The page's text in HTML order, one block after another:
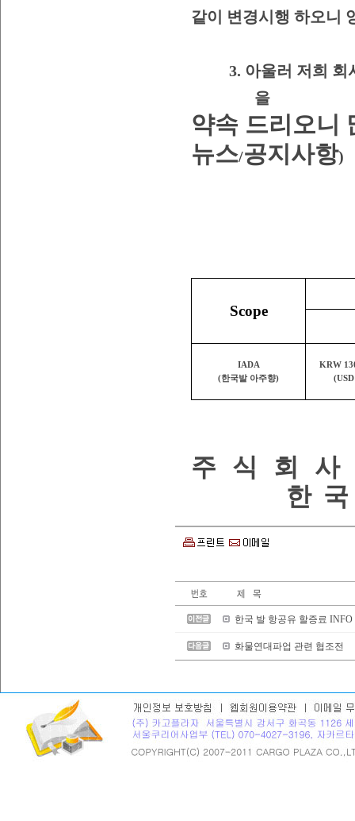
같이 변경시행 하오니
3. 아울러 저희 회
을
약속 드리오니
뉴스/공지사항)
Scope
IADA
(한국발 아주향)
KRW
주 식 회
사
한 국
한국 발 항공유 할증료 INFO
화물연대파업 관련 협조전